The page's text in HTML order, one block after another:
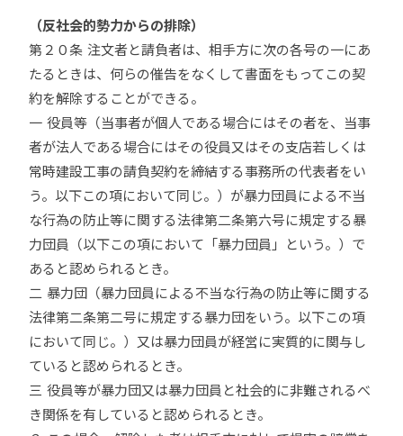
（反社会的勢力からの排除）
第２０条 注文者と請負者は、相手方に次の各号の一にあ
たるときは、何らの催告をなくして書面をもってこの契
約を解除することができる。
一 役員等（当事者が個人である場合にはその者を、当事
者が法人である場合にはその役員又はその支店若しくは
常時建設工事の請負契約を締結する事務所の代表者をい
う。以下この項において同じ。）が暴力団員による不当
な行為の防止等に関する法律第二条第六号に規定する暴
力団員（以下この項において「暴力団員」という。）で
あると認められるとき。
二 暴力団（暴力団員による不当な行為の防止等に関する
法律第二条第二号に規定する暴力団をいう。以下この項
において同じ。）又は暴力団員が経営に実質的に関与し
ていると認められるとき。
三 役員等が暴力団又は暴力団員と社会的に非難されるべ
き関係を有していると認められるとき。